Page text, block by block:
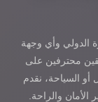
وأي وجهة
محترفين على
السياحة، نقدم
والراحة.